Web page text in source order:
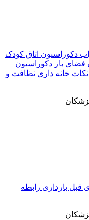
دکوراسیون اتاق کودک
فضای باز دکوراسیون
نکات خانه داری نظافت و
قبل بارداری رابطه